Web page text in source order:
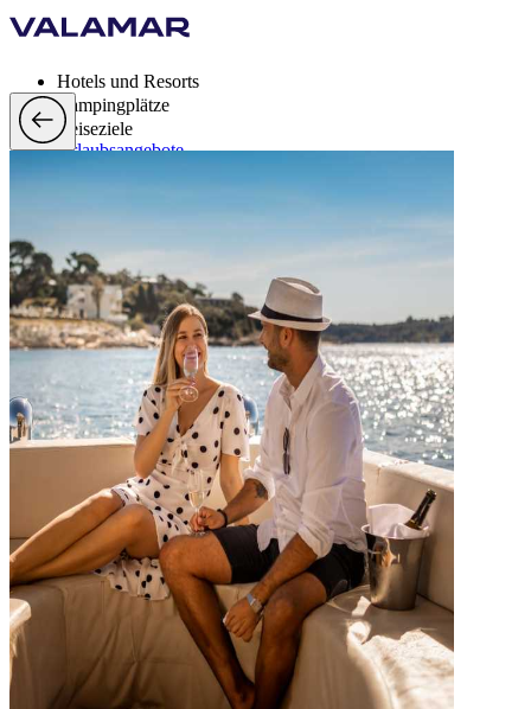
Hotels und Resorts
Campingplätze
Reiseziele
Urlaubsangebote
Valamar Rewards
de, EUR